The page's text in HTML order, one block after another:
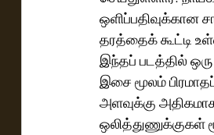
ஒளிப்பதிவுக்கான
தரத்தைக் கூட்டி
இந்தப் படத்தில்
இசை மூலம்
அளவுக்கு
ஒலித்துணுக்குகள்